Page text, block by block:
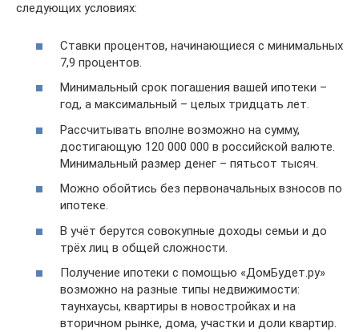
следующих условиях:
Ставки процентов, начинающиеся с минимальных
7,9 процентов.
Минимальный срок погашения вашей ипотеки –
год, а максимальный – целых тридцать лет.
Рассчитывать вполне возможно на сумму,
достигающую 120 000 000 в российской валюте.
Минимальный размер денег – пятьсот тысяч.
Можно обойтись без первоначальных взносов по
ипотеке.
В учёт берутся совокупные доходы семьи и до
трёх лиц в общей сложности.
Получение ипотеки с помощью «ДомБудет.ру»
возможно на разные типы недвижимости:
таунхаусы, квартиры в новостройках и на
вторичном рынке, дома, участки и доли квартир.